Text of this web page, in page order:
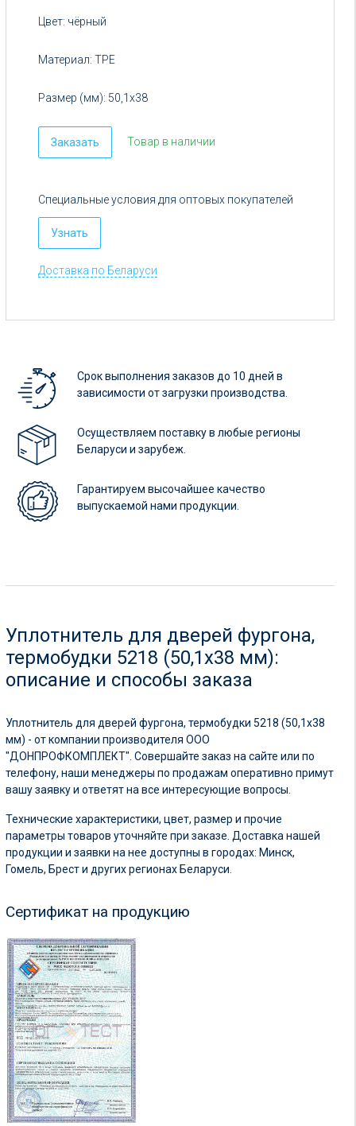
Цвет: чёрный
Материал: TPE
Размер (мм): 50,1х38
Заказать Товар в наличии
Специальные условия для оптовых покупателей
Узнать
Доставка по Беларуси
Срок выполнения заказов до 10 дней в
зависимости от загрузки производства.
Осуществляем поставку в любые регионы
Беларуси и зарубеж.
Гарантируем высочайшее качество
выпускаемой нами продукции.
Уплотнитель для дверей фургона,
термобудки 5218 (50,1х38 мм):
описание и способы заказа
Уплотнитель для дверей фургона, термобудки 5218 (50,1х38
мм) - от компании производителя ООО
"ДОНПРОФКОМПЛЕКТ". Совершайте заказ на сайте или по
телефону, наши менеджеры по продажам оперативно примут
вашу заявку и ответят на все интересующие вопросы.
Технические характеристики, цвет, размер и прочие
параметры товаров уточняйте при заказе. Доставка нашей
продукции и заявки на нее доступны в городах: Минск,
Гомель, Брест и других регионах Беларуси.
Сертификат на продукцию